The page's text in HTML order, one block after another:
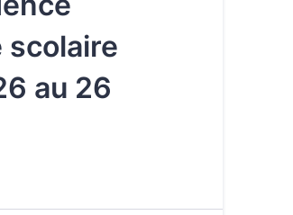
scolaire
au 26